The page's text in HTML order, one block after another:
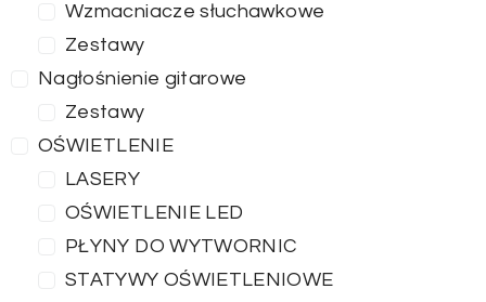
Wzmacniacze słuchawkowe
Zestawy
Nagłośnienie gitarowe
Zestawy
OŚWIETLENIE
LASERY
OŚWIETLENIE LED
PŁYNY DO WYTWORNIC
STATYWY OŚWIETLENIOWE